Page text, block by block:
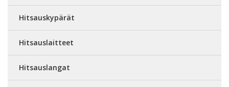
Hitsauskypärät
Hitsauslaitteet
Hitsauslangat